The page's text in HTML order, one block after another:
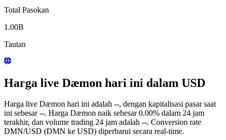
Total Pasokan
1.00B
Tautan
Harga live Dæmon hari ini dalam USD
Harga live Dæmon hari ini adalah --, dengan kapitalisasi pasar saat
ini sebesar --. Harga Dæmon naik sebesar 0.00% dalam 24 jam
terakhir, dan volume trading 24 jam adalah --. Conversion rate
DMN/USD (DMN ke USD) diperbarui secara real-time.